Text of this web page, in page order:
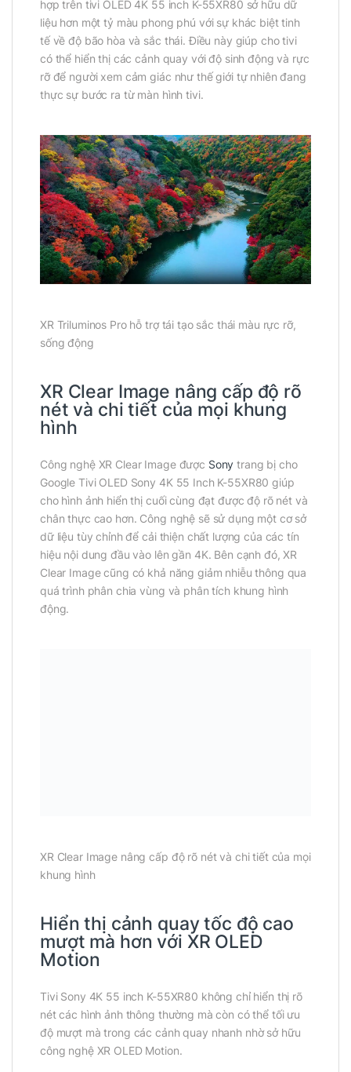
hợp trên tivi OLED 4K 55 inch K-55XR80 sở hữu dữ
liệu hơn một tỷ màu phong phú với sự khác biệt tinh
tế về độ bão hòa và sắc thái. Điều này giúp cho tivi
có thể hiển thị các cảnh quay với độ sinh động và rực
rỡ để người xem cảm giác như thế giới tự nhiên đang
thực sự bước ra từ màn hình tivi.
XR Triluminos Pro hỗ trợ tái tạo sắc thái màu rực rỡ,
sống động
XR Clear Image nâng cấp độ rõ
nét và chi tiết của mọi khung
hình
Công nghệ XR Clear Image được Sony trang bị cho
Google Tivi OLED Sony 4K 55 Inch K-55XR80 giúp
cho hình ảnh hiển thị cuối cùng đạt được độ rõ nét và
chân thực cao hơn. Công nghệ sẽ sử dụng một cơ sở
dữ liệu tùy chỉnh để cải thiện chất lượng của các tín
hiệu nội dung đầu vào lên gần 4K. Bên cạnh đó, XR
Clear Image cũng có khả năng giảm nhiễu thông qua
quá trình phân chia vùng và phân tích khung hình
động.
XR Clear Image nâng cấp độ rõ nét và chi tiết của mọi
khung hình
Hiển thị cảnh quay tốc độ cao
mượt mà hơn với XR OLED
Motion
Tivi Sony 4K 55 inch K-55XR80 không chỉ hiển thị rõ
nét các hình ảnh thông thường mà còn có thể tối ưu
độ mượt mà trong các cảnh quay nhanh nhờ sở hữu
công nghệ XR OLED Motion.